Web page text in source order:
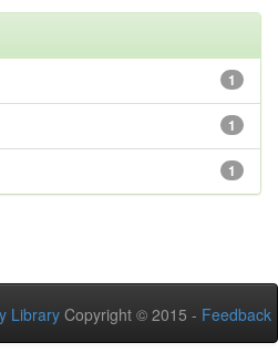
1
1
1
Library Copyright © 2015 - Feedback